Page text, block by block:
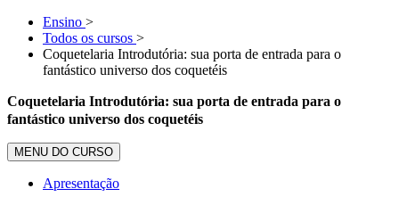
Ensino >
Todos os cursos >
Coquetelaria Introdutória: sua porta de entrada para o
fantástico universo dos coquetéis
Coquetelaria Introdutória: sua porta de entrada para o
fantástico universo dos coquetéis
MENU DO CURSO
Apresentação